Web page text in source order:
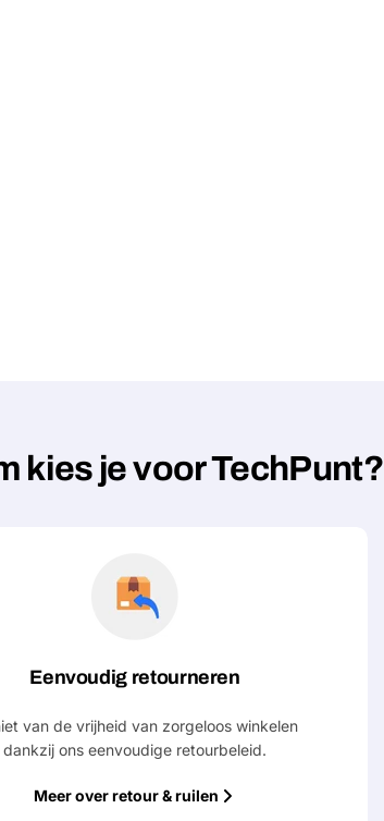
kies je voor TechPunt?
Eenvoudig retourneren
van de vrijheid van zorgeloos winkelen
dankzij ons eenvoudige retourbeleid.
Meer over retour & ruilen